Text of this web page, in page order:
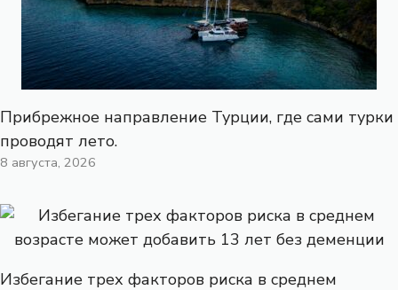
Прибрежное направление Турции, где сами турки
проводят лето.
8 августа, 2026
Избегание трех факторов риска в среднем